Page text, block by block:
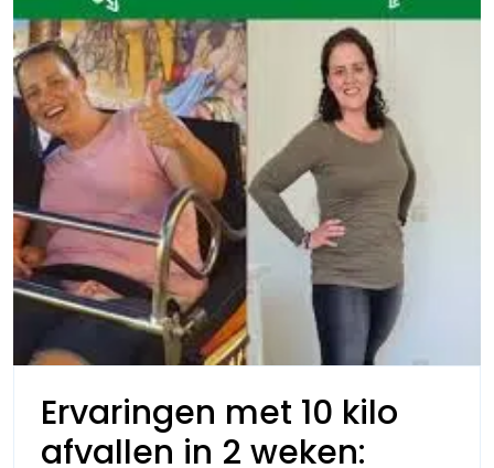
Fabels!
Ervaringen met 10 kilo
afvallen in 2 weken: